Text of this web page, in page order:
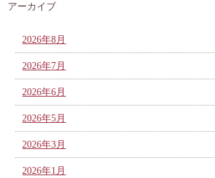
アーカイブ
2026年8月
2026年7月
2026年6月
2026年5月
2026年3月
2026年1月